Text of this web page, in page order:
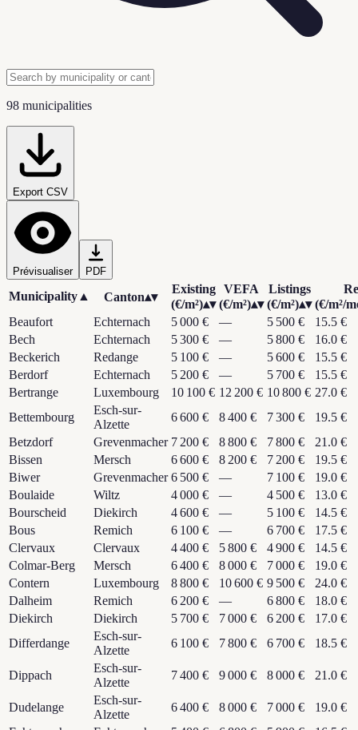
98 municipalities
Export CSV
Prévisualiser PDF
Municipality ▲ Canton▴▾
Existing
(€/m²)▴▾
VEFA
(€/m²)▴▾
Listings
(€/m²)▴▾ (€/m²/
Beaufort
Echternach 5 000 € — 5 500 €
15.5 €
Bech
Echternach 5 300 € — 5 800 €
16.0 €
Beckerich
Redange 5 100 € — 5 600 €
15.5 €
Berdorf
Echternach 5 200 € — 5 700 €
15.5 €
Bertrange
Luxembourg 10 100 € 12 200 € 10 800 € 27.0 €
Bettembourg
Esch-sur-
Alzette
6 600 € 8 400 € 7 300 €
19.5 €
Betzdorf
Grevenmacher 7 200 € 8 800 € 7 800 €
21.0 €
Bissen
Mersch 6 600 € 8 200 € 7 200 €
19.5 €
Biwer
Grevenmacher 6 500 € — 7 100 €
19.0 €
Boulaide
Wiltz 4 000 € — 4 500 €
13.0 €
Bourscheid
Diekirch 4 600 € — 5 100 €
14.5 €
Bous
Remich 6 100 € — 6 700 €
17.5 €
Clervaux
Clervaux 4 400 € 5 800 € 4 900 €
14.5 €
Colmar-Berg
Mersch 6 400 € 8 000 € 7 000 €
19.0 €
Contern
Luxembourg 8 800 € 10 600 € 9 500 €
24.0 €
Dalheim
Remich 6 200 € — 6 800 €
18.0 €
Diekirch
Diekirch 5 700 € 7 000 € 6 200 €
17.0 €
Differdange
Esch-sur-
Alzette
6 100 € 7 800 € 6 700 € 18.5 €
Dippach
Esch-sur-
Alzette
7 400 € 9 000 € 8 000 € 21.0 €
Dudelange
Esch-sur-
Alzette
6 400 € 8 000 € 7 000 €
19.0 €